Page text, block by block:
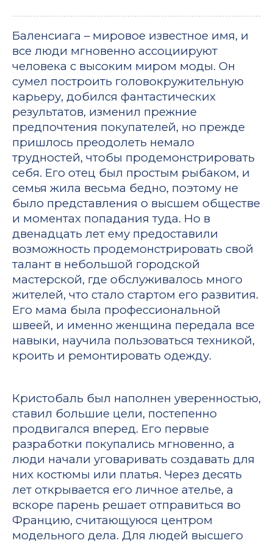
Баленсиага – мировое известное имя, и
все люди мгновенно ассоциируют
человека с высоким миром моды. Он
сумел построить головокружительную
карьеру, добился фантастических
результатов, изменил прежние
предпочтения покупателей, но прежде
пришлось преодолеть немало
трудностей, чтобы продемонстрировать
себя. Его отец был простым рыбаком, и
семья жила весьма бедно, поэтому не
было представления о высшем обществе
и моментах попадания туда. Но в
двенадцать лет ему предоставили
возможность продемонстрировать свой
талант в небольшой городской
мастерской, где обслуживалось много
жителей, что стало стартом его развития.
Его мама была профессиональной
швеей, и именно женщина передала все
навыки, научила пользоваться техникой,
кроить и ремонтировать одежду.
Кристобаль был наполнен уверенностью,
ставил большие цели, постепенно
продвигался вперед. Его первые
разработки покупались мгновенно, а
люди начали уговаривать создавать для
них костюмы или платья. Через десять
лет открывается его личное ателье, а
вскоре парень решает отправиться во
Францию, считающуюся центром
модельного дела. Для людей высшего